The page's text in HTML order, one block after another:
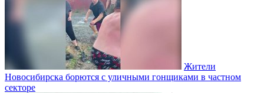
Жители
Новосибирска борются с уличными гонщиками в частном
секторе